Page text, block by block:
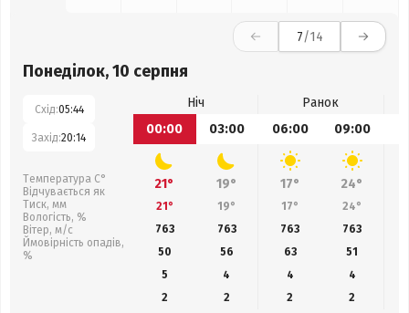
7/14
Понеділок, 10 серпня
Схід:05:44
Захід:20:14
Температура С°
Відчувається як
Тиск, мм
Вологість, %
Вітер, м/с
Ймовірність опадів,
%
Ніч
Ранок
00:00
03:00 06:00 09:00
21° 19° 17° 24°
21° 19° 17° 24°
763
763 763 763
50
56 63 51
5
4 4
4
2
2 2 2